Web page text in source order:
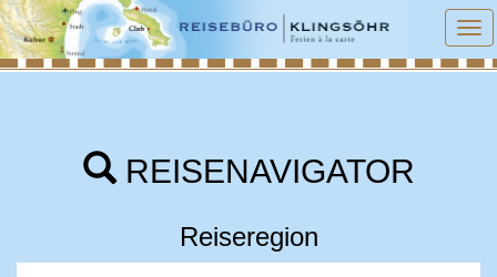
REISENAVIGATOR
Reiseregion